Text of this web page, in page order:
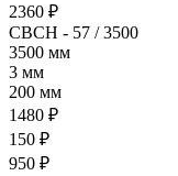
2360 ₽
СВСН - 57 / 3500
3500 мм
3 мм
200 мм
1480 ₽
150 ₽
950 ₽